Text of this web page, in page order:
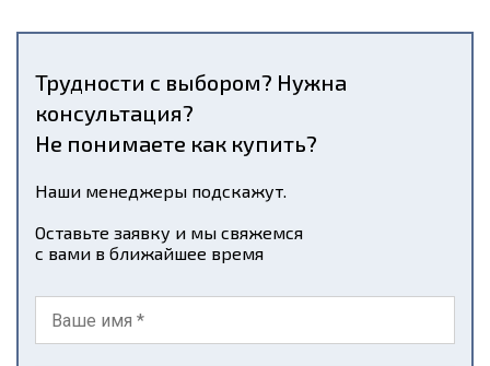
Трудности с выбором? Нужна
консультация?
Не понимаете как купить?
Наши менеджеры подскажут.
Оставьте заявку и мы свяжемся
с вами в ближайшее время